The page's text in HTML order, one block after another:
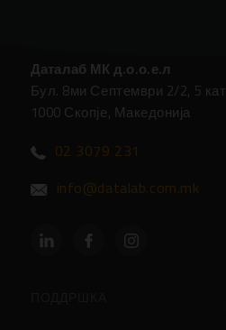
Даталаб МК д.о.о.е.л
Бул. 8ми Септември 2/2, 5 кат
1000 Скопје, Македонија
02 3079 231
info@datalab.com.mk